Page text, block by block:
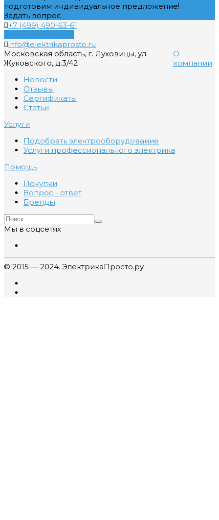
подготовим индивидуальное предложение!
Задать вопрос
+7 (499) 490-63-61
info@elektrikaprosto.ru
Московская область, г. Луховицы, ул.
Жуковского, д.3/42
О
компании
Новости
Отзывы
Сертификаты
Статьи
Услуги
Подобрать электрооборудование
Услуги профессионального электрика
Помощь
Покупки
Вопрос - ответ
Бренды
Мы в соцсетях
© 2015 — 2024. ЭлектрикаПросто.ру